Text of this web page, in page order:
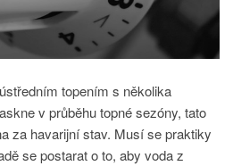
topením s několika
v průběhu topné sezóny, tato
za havarijní stav. Musí se praktiky
se postarat o to, aby voda z